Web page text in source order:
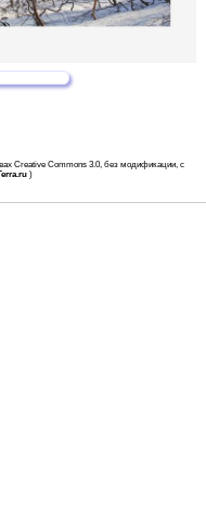
Creative Commons 3.0, без модификации, с
)